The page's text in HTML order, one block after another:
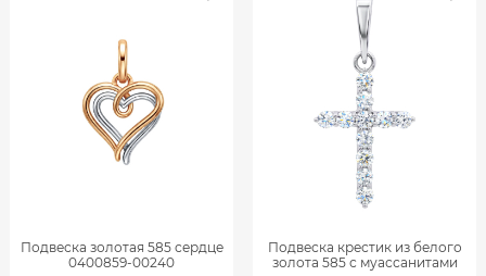
Подвеска золотая 585 сердце
0400859-00240
Подвеска крестик из белого
золота 585 с муассанитами